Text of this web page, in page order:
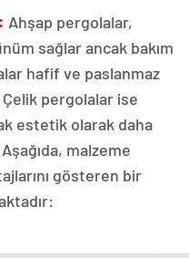
Ahşap pergolalar,
sağlar ancak bakım
hafif ve paslanmaz
pergolalar ise
estetik olarak daha
malzeme
gösteren bir